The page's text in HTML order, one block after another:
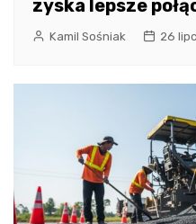
zyska lepsze
Kamil Sośniak 26